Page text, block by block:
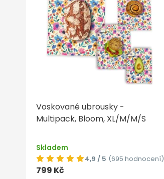
Voskované ubrousky -
Multipack, Bloom, XL/M/M/S
Skladem
4,9 / 5 (695 hodnocení)
799 Kč